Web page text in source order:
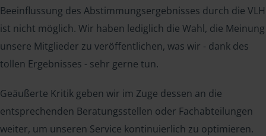
Beeinflussung des Abstimmungsergebnisses durch die VLH
ist nicht möglich. Wir haben lediglich die Wahl, die Meinung
unsere Mitglieder zu veröffentlichen, was wir - dank des
tollen Ergebnisses - sehr gerne tun.
Geäußerte Kritik geben wir im Zuge dessen an die
entsprechenden Beratungsstellen oder Fachabteilungen
weiter, um unseren Service kontinuierlich zu optimieren.